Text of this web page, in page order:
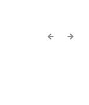
Previous
Next